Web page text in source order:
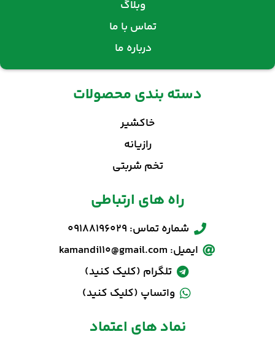
وبلاگ
تماس با ما
درباره ما
دسته بندی محصولات
خاکشیر
رازیانه
تخم شربتی
راه های ارتباطی
شماره تماس: 09188196029
ایمیل: kamandi110@gmail.com
تلگرام (کلیک کنید)
واتساپ (کلیک کنید)
نماد های اعتماد